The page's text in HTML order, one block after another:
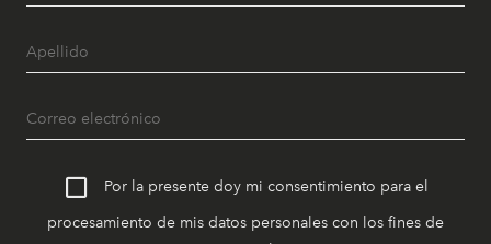
Por la presente doy mi consentimiento para el
procesamiento de mis datos personales con los fines de